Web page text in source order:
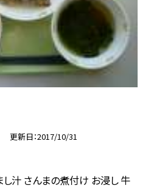
更新日 2017/10/31
汁 さんまの煮付け お浸し 牛